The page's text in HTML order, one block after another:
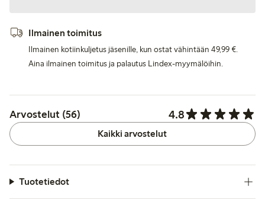
Ilmainen toimitus
Ilmainen kotiinkuljetus jäsenille, kun ostat vähintään 49,99 €.
Aina ilmainen toimitus ja palautus Lindex-myymälöihin.
Arvostelut (56) 4.8
Kaikki arvostelut
Tuotetiedot